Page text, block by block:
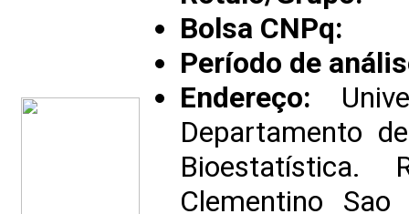
Bolsa CNPq:
Período de
Endereço:
Departamento
Clementino